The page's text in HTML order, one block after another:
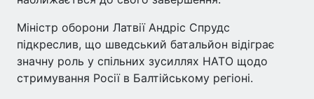
Міністр оборони Латвії Андріс Спрудс
підкреслив, що шведський батальйон відіграє
значну роль у спільних зусиллях НАТО щодо
стримування Росії в Балтійському регіоні.